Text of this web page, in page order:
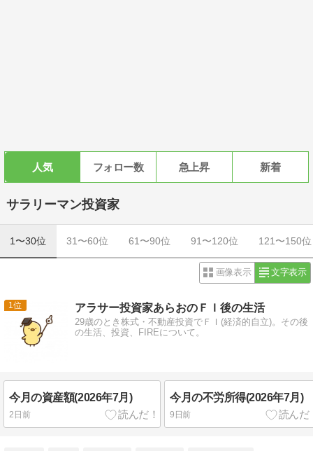
人気 フォロー数 急上昇 新着
サラリーマン投資家
1〜30位 31〜60位 61〜90位 91〜120位 121〜150位
画像表示 文字表示
1 アラサー投資家あらおのＦＩ後の生活
29歳のとき株式・不動産投資でＦＩ(経済的自立)。その後
の生活、投資、FIREについて。
今月の資産額(2026年7月)
2日前
今月の不労所得(2026年7月)
9日前